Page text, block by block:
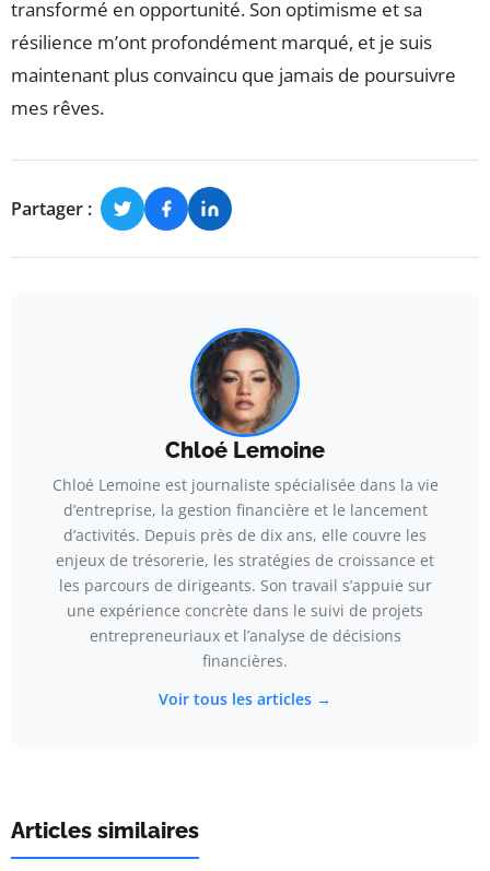
transformé en opportunité. Son optimisme et sa
résilience m’ont profondément marqué, et je suis
maintenant plus convaincu que jamais de poursuivre
mes rêves.
Partager :
Chloé Lemoine
Chloé Lemoine est journaliste spécialisée dans la vie
d’entreprise, la gestion financière et le lancement
d’activités. Depuis près de dix ans, elle couvre les
enjeux de trésorerie, les stratégies de croissance et
les parcours de dirigeants. Son travail s’appuie sur
une expérience concrète dans le suivi de projets
entrepreneuriaux et l’analyse de décisions
financières.
Voir tous les articles →
Articles similaires